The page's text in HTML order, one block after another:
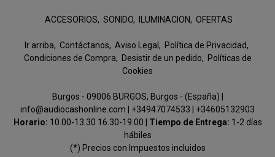
ACCESORIOS SONIDO ILUMINACION OFERTAS
Ir arriba Contáctanos Aviso Legal
Política de Privacidad
Condiciones de Compra
Desistir de un pedido
Políticas de
Cookies
Burgos - 09006 BURGOS, Burgos - (España) |
info@audiocashonline.com | +34947074533
+34605132903
Horario: 10.00-13.30 16.30-19.00 | Tiempo de Entrega: 1-2 días
hábiles
(*) Precios con Impuestos incluidos